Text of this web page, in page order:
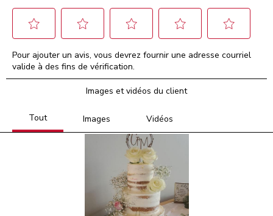
pour
évaluer
l'article
étoile.
Cette
pour
évaluer
l'article
étoiles.
Cette
soumission.
pour
évaluer
l'article
à
Cette
action
ouvrira
formulaire
de
soumission.
pour
l'article
à
étoiles.
Cette
le
formulaire
de
soumission.
pour
l'article
Cette
Pour ajouter un avis, vous devrez fournir une adresse courriel
valide à des fins de vérification.
Images et vidéos du client